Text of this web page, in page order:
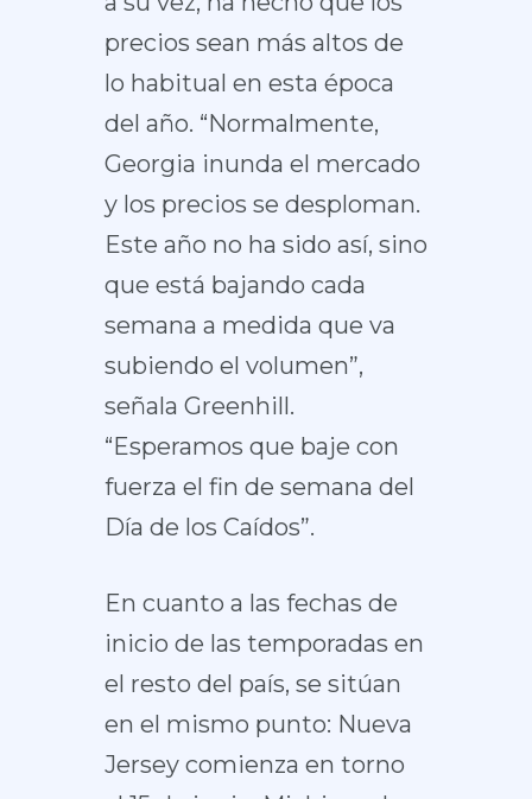
precios sean más altos de
lo habitual en esta época
del año. “Normalmente,
Georgia inunda el mercado
y los precios se desploman.
Este año no ha sido así, sino
que está bajando cada
semana a medida que va
subiendo el volumen”,
señala Greenhill.
“Esperamos que baje con
fuerza el fin de semana del
Día de los Caídos”.
En cuanto a las fechas de
inicio de las temporadas en
el resto del país, se sitúan
en el mismo punto: Nueva
Jersey comienza en torno